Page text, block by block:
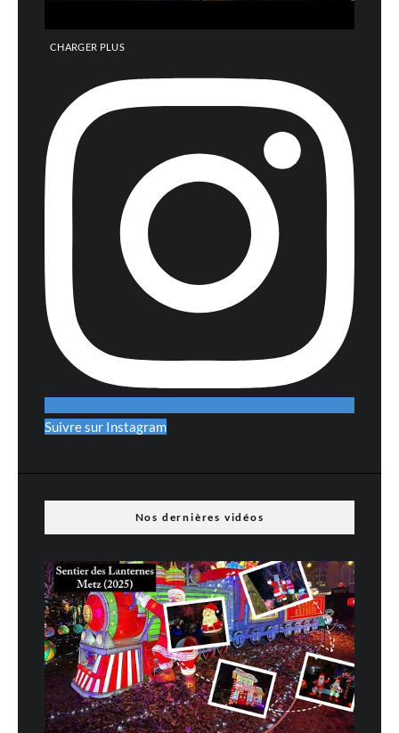
CHARGER PLUS
Suivre sur Instagram
Nos dernières vidéos